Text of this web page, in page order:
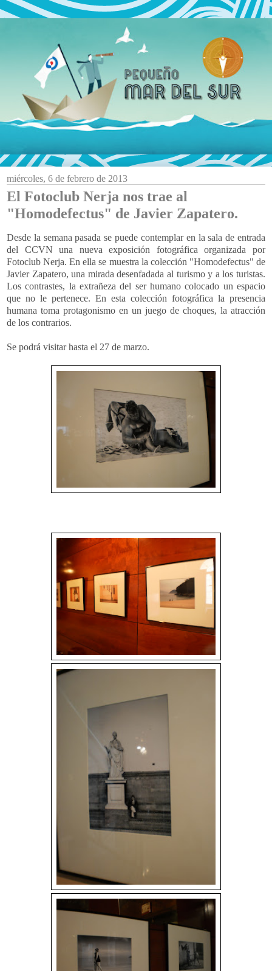
miércoles, 6 de febrero de 2013
El Fotoclub Nerja nos trae al
"Homodefectus" de Javier Zapatero.
Desde la semana pasada se puede contemplar en la sala de entrada
del CCVN una nueva exposición fotográfica organizada por
Fotoclub Nerja. En ella se muestra la colección "Homodefectus" de
Javier Zapatero, una mirada desenfadada al turismo y a los turistas.
Los contrastes, la extrañeza del ser humano colocado un espacio
que no le pertenece. En esta colección fotográfica la presencia
humana toma protagonismo en un juego de choques, la atracción
de los contrarios.
Se podrá visitar hasta el 27 de marzo.